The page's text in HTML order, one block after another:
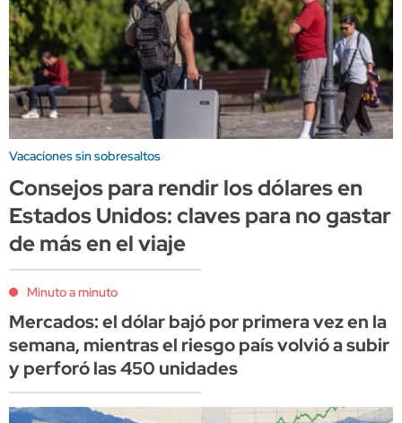
Vacaciones sin sobresaltos
Consejos para rendir los dólares en
Estados Unidos: claves para no gastar
de más en el viaje
Minuto a minuto
Mercados: el dólar bajó por primera vez en la
semana, mientras el riesgo país volvió a subir
y perforó las 450 unidades